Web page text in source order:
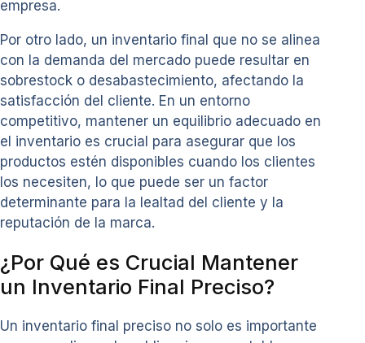
empresa.
Por otro lado, un inventario final que no se alinea
con la demanda del mercado puede resultar en
sobrestock o desabastecimiento, afectando la
satisfacción del cliente. En un entorno
competitivo, mantener un equilibrio adecuado en
el inventario es crucial para asegurar que los
productos estén disponibles cuando los clientes
los necesiten, lo que puede ser un factor
determinante para la lealtad del cliente y la
reputación de la marca.
¿Por Qué es Crucial Mantener
un Inventario Final Preciso?
Un inventario final preciso no solo es importante